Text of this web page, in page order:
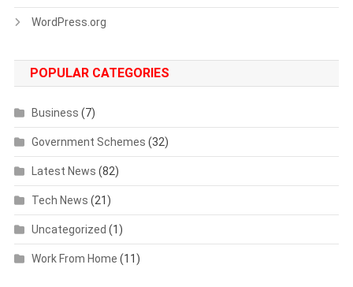
WordPress.org
POPULAR CATEGORIES
Business (7)
Government Schemes (32)
Latest News (82)
Tech News (21)
Uncategorized (1)
Work From Home (11)